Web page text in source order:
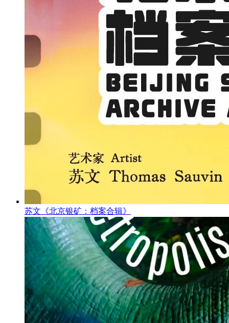
苏文《北京银矿：档案合辑》